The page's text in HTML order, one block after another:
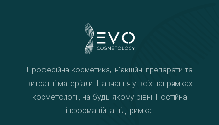
Професійна косметика, ін'єкційні препарати та
витратні матеріали. Навчання у всіх напрямках
косметології, на будь-якому рівні. Постійна
інформаційна підтримка.